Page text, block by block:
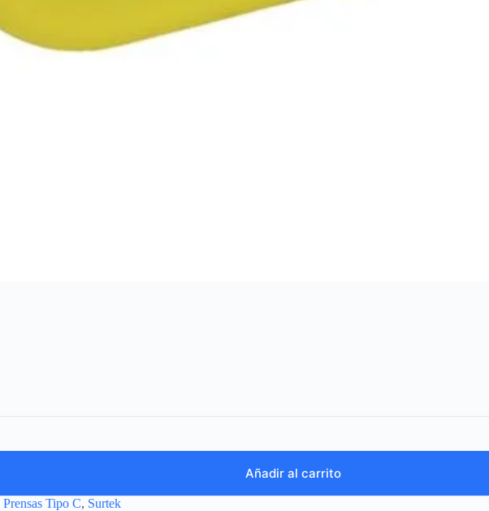
Añadir al carrito
Prensas Tipo C, Surtek